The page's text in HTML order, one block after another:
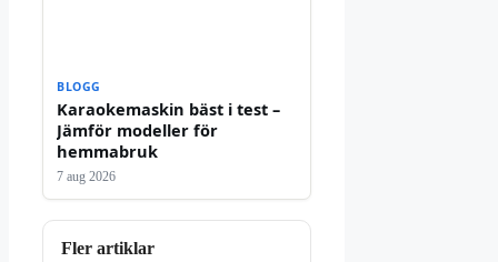
BLOGG
Karaokemaskin bäst i test –
Jämför modeller för
hemmabruk
7 aug 2026
Fler artiklar